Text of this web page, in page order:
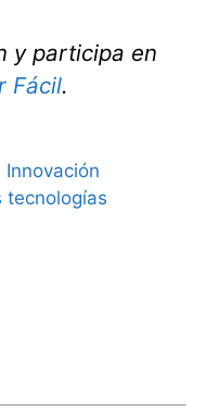
y participa en
Fácil.
Innovación
tecnologías